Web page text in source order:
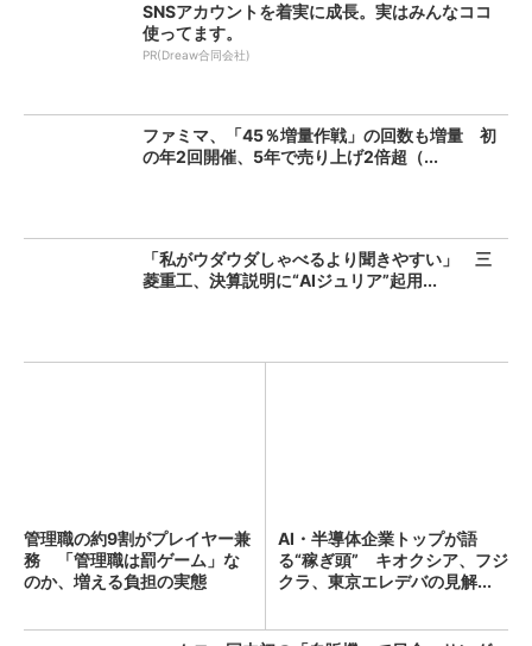
SNSアカウントを着実に成長。実はみんなココ
使ってます。
PR(Dreaw合同会社)
ファミマ、「45％増量作戦」の回数も増量 初
の年2回開催、5年で売り上げ2倍超（...
「私がウダウダしゃべるより聞きやすい」 三
菱重工、決算説明に“AIジュリア”起用...
管理職の約9割がプレイヤー兼
務 「管理職は罰ゲーム」な
のか、増える負担の実態
AI・半導体企業トップが語
る“稼ぎ頭” キオクシア、フジ
クラ、東京エレデバの見解...